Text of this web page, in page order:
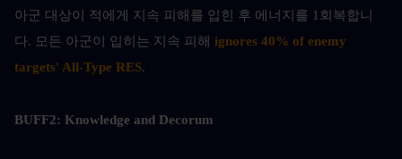
아군 대상이 적에게 지속 피해를 입힌 후 에너지를 1회복합니
다. 모든 아군이 입히는 지속 피해 ignores 40% of enemy
targets' All-Type RES.
BUFF2: Knowledge and Decorum